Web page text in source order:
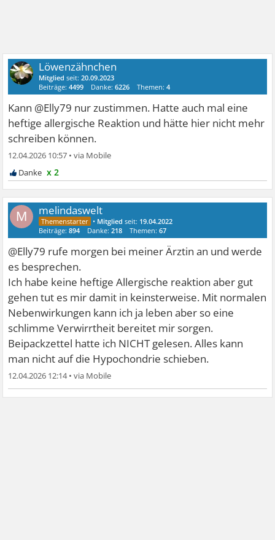
Löwenzähnchen
Mitglied seit:20.09.2023
Beiträge:4499 Danke:6226 Themen:4
Kann @Elly79 nur zustimmen. Hatte auch mal eine
heftige allergische Reaktion und hätte hier nicht mehr
schreiben können.
12.04.2026 10:57 •
x 2
M melindaswelt
• Mitglied seit: 19.04.2022
Beiträge:894 Danke:218 Themen:67
@Elly79 rufe morgen bei meiner Ärztin an und werde
es besprechen.
Ich habe keine heftige Allergische reaktion aber gut
gehen tut es mir damit in keinsterweise. Mit normalen
Nebenwirkungen kann ich ja leben aber so eine
schlimme Verwirrtheit bereitet mir sorgen.
Beipackzettel hatte ich NICHT gelesen. Alles kann
man nicht auf die Hypochondrie schieben.
12.04.2026 12:14•